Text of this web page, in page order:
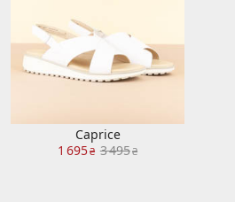
Caprice
1 695₴ 3 495₴